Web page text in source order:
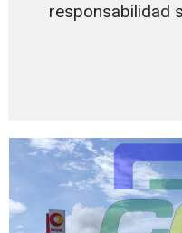
responsabilidad